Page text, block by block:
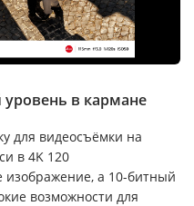
в кармане
для видеосъёмки на
в 4K 120
изображение, а 10-битный
возможности для